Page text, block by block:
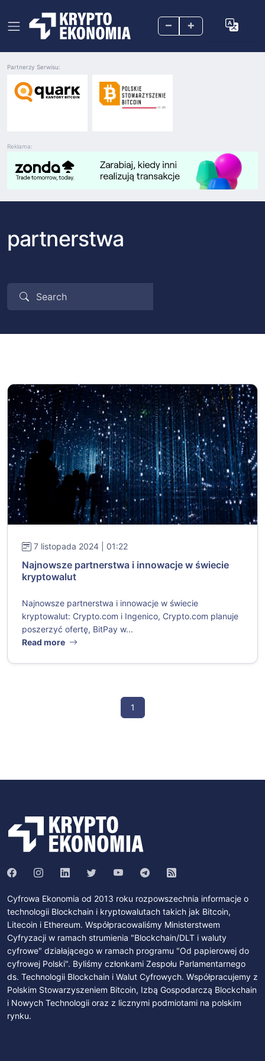
– +
Reklama:
Partnerzy Serwisu:
partnerstwa
7 listopada 2024 | 01:22
Najnowsze partnerstwa i innowacje w świecie
kryptowalut
Najnowsze partnerstwa i innowacje w świecie
kryptowalut: Crypto.com i Ingenico, Crypto.com planuje
poszerzyć ofertę, BitPay w...
Read more
1
Cyfrowa Ekonomia od 2013 roku rozpowszechnia informacje o
technologii Blockchain i kryptowalutach takich jak Bitcoin,
Litecoin i Ethereum. Współpracowaliśmy Ministerstwem
Cyfryzacji w ramach strumienia "Blockchain/DLT i waluty
cyfrowe" działającego w ramach programu "Od papierowej do
cyfrowej Polski". Byliśmy członkami Zespołu Parlamentarnego
ds. Technologii Blockchain i Walut Cyfrowych. Współpracujemy z
Polskim Stowarzyszeniem Bitcoin, Izbą Gospodarczą Blockchain
i Nowych Technologii oraz z licznymi podmiotami na polskim
rynku.